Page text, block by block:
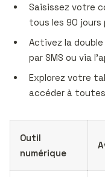
Saisissez votre
tous les 90 jours
Activez la
par SMS ou via
Explorez votre
accéder à
Outil
numérique